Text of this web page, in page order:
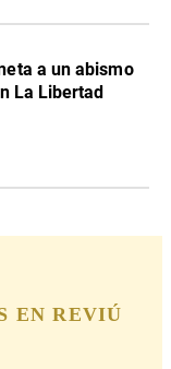
a un abismo
La Libertad